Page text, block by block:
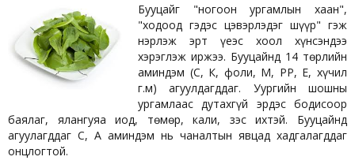
Бууцайг "ногоон ургамлын хаан",
"ходоод гэдэс цэвэрлэдэг шүүр" гэж
нэрлэж эрт үеэс хоол хүнсэндээ
хэрэглэж иржээ. Бууцайнд 14 төрлийн
аминдэм (С, К, фоли, М, РР, Е, хүчил
г.м) агуулдагддаг. Уургийн шошны
ургамлаас дутахгүй эрдэс бодисоор
баялаг, ялангуяа иод, төмөр, кали, зэс ихтэй. Бууцайнд
агуулагддаг С, А аминдэм нь чаналтын явцад хадгалагддаг
онцлогтой.